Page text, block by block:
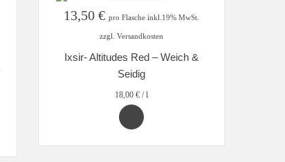
13,50 € pro Flasche inkl.19% MwSt.
zzgl. Versandkosten
Ixsir- Altitudes Red – Weich &
Seidig
18,00 € /l